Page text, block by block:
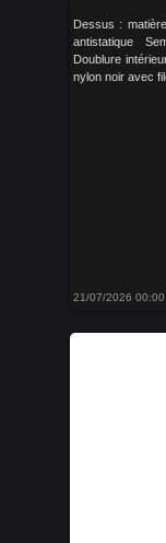
Dessus :
antistatique
Doublure
nylon noir avec
21/07/2026 00:00